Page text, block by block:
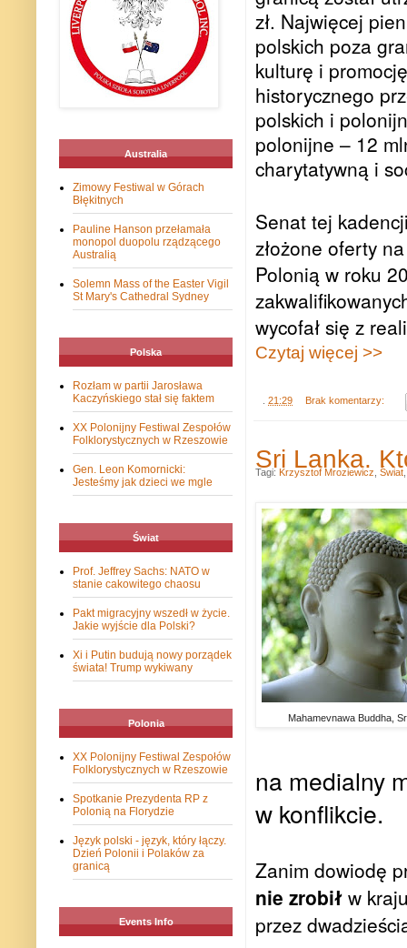
zł. Najwięcej
polskich poza
kulturę i
historycznego
polskich i
polonijne – 12
charytatywną i
Senat tej
złożone oferty
Polonią w roku
wycofał się z
Czytaj więcej >>
. 21:29 Brak komentarzy:
Sri Lanka.
Mahamevnawa Buddha,
na medialny
w konflikcie.
Zanim dowiodę
nie zrobił w
przez
Tagi: Krzysztof Mroziewicz Świat
Australia
Zimowy Festiwal w Górach
Błękitnych
Pauline Hanson przełamała
monopol duopolu rządzącego
Australią
Solemn Mass of the Easter Vigil
St Mary's Cathedral Sydney
Polska
Rozłam w partii Jarosława
Kaczyńskiego stał się faktem
XX Polonijny Festiwal Zespołów
Folklorystycznych w Rzeszowie
Gen. Leon Komornicki:
Jesteśmy jak dzieci we mgle
Świat
Prof. Jeffrey Sachs: NATO w
stanie cakowitego chaosu
Pakt migracyjny wszedł w życie.
Jakie wyjście dla Polski?
Xi i Putin budują nowy porządek
świata! Trump wykiwany
Polonia
XX Polonijny Festiwal Zespołów
Folklorystycznych w Rzeszowie
Spotkanie Prezydenta RP z
Polonią na Florydzie
Język polski - język, który łączy.
Dzień Polonii i Polaków za
granicą
Events Info